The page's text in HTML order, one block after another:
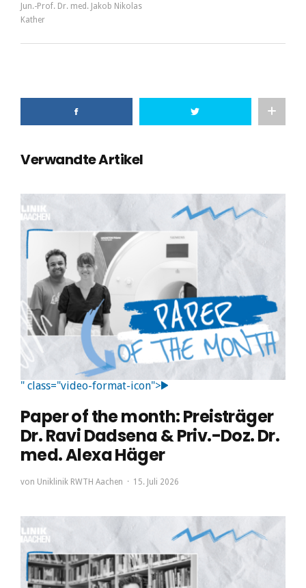
Jun.-Prof. Dr. med. Jakob Nikolas
Kather
Verwandte Artikel
" class="video-format-icon">
Paper of the month: Preisträger
Dr. Ravi Dadsena & Priv.-Doz. Dr.
med. Alexa Häger
von Uniklinik RWTH Aachen 15. Juli 2026